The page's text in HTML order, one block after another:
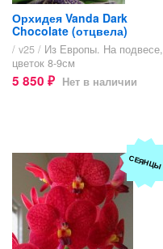
Орхидея Vanda Dark
Chocolate (отцвела)
/ v25 / Из Европы. На подвесе,
цветок 8-9см
5 850 ₽ Нет в наличии
СЕЯНЦЫ